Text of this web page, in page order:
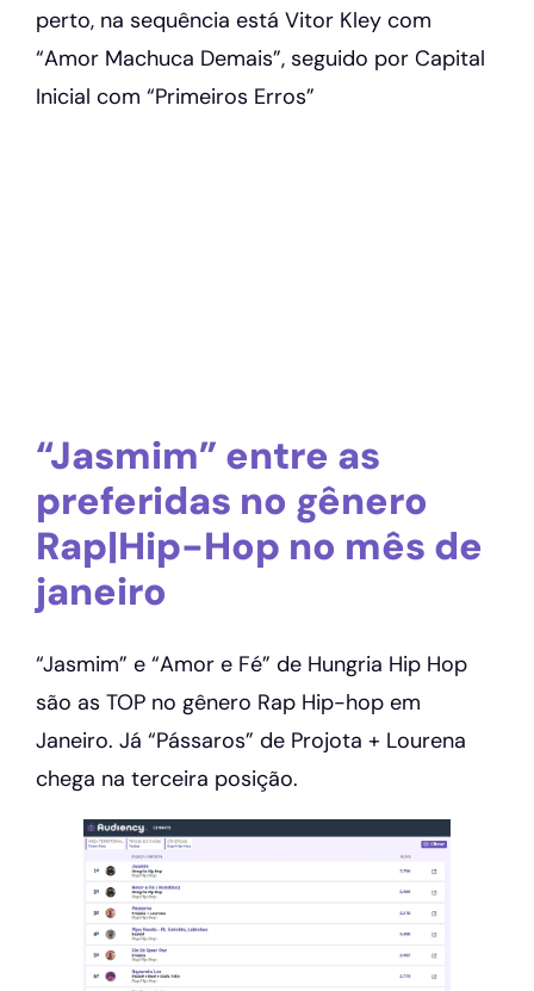
perto, na sequência está Vitor Kley com
“Amor Machuca Demais”, seguido por Capital
Inicial com “Primeiros Erros”
“Jasmim” entre as
preferidas no gênero
Rap|Hip-Hop no mês de
janeiro
“Jasmim” e “Amor e Fé” de Hungria Hip Hop
são as TOP no gênero Rap Hip-hop em
Janeiro. Já “Pássaros” de Projota + Lourena
chega na terceira posição.